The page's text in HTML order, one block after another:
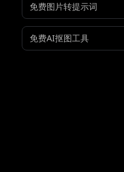
免费图片转提示词
免费AI抠图工具